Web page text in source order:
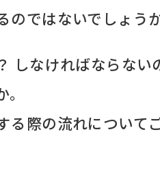
ではないでしょうか
しなければならない
際の流れについてご